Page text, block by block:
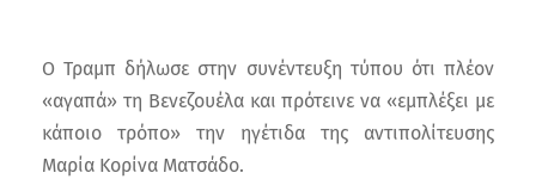
Ο Τραμπ δήλωσε στην συνέντευξη τύπου ότι πλέον
«αγαπά» τη Βενεζουέλα και πρότεινε να «εμπλέξει με
κάποιο τρόπο» την ηγέτιδα της αντιπολίτευσης
Μαρία Κορίνα Ματσάδο.